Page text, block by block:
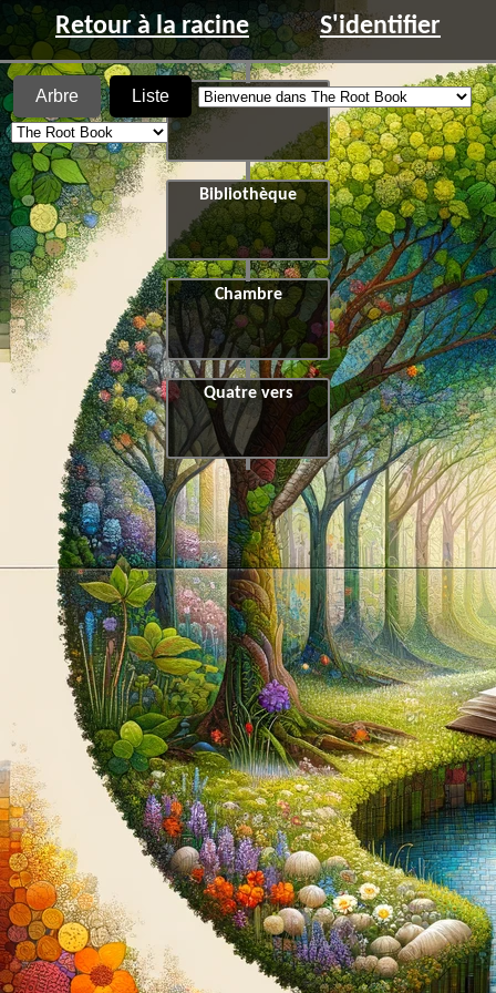
Retour à la racine S'identifier
Arbre Liste Gare
Bibliothèque
Chambre
Quatre vers